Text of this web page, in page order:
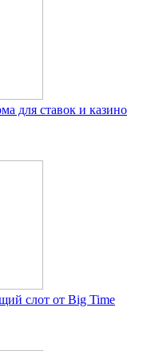
для ставок и казино
слот от Big Time